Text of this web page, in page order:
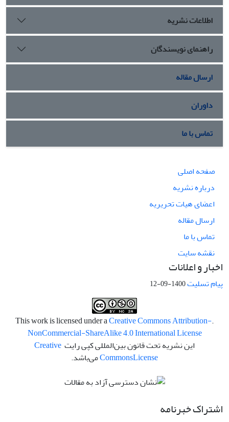
اطلاعات نشریه
راهنمای نویسندگان
ارسال مقاله
داوران
تماس با ما
صفحه اصلی
درباره نشریه
اعضای هیات تحریریه
ارسال مقاله
تماس با ما
نقشه سایت
اخبار و اعلانات
پیام تسلیت1400-09-12
.This work is licensed under a
Creative Commons Attribution-
NonCommercial-ShareAlike 4.0 International License
این نشریه تحت قانون بین‌المللی کپی رایت Creative
CommonsLicense می‌باشد.
اشتراک خبرنامه